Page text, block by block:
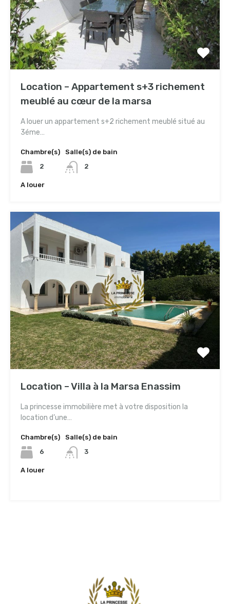
Location – Appartement s+3 richement
meublé au cœur de la marsa
A louer un appartement s+2 richement meublé situé au
3éme…
Chambre(s)
2
Salle(s) de bain
2
A louer
Location – Villa à la Marsa Enassim
La princesse immobilière met à votre disposition la
location d’une…
Chambre(s)
6
Salle(s) de bain
3
A louer